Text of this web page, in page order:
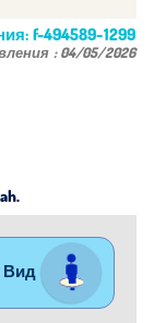
f-494589-1299
:04/05/2026
Вид